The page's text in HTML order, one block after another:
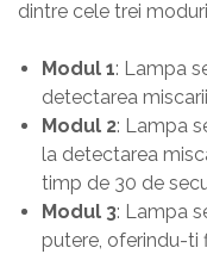
dintre cele trei
Modul 1: Lampa
detectarea
Modul 2: Lampa
la detectarea
timp de 30 de
Modul 3: Lampa
putere, oferindu-ti